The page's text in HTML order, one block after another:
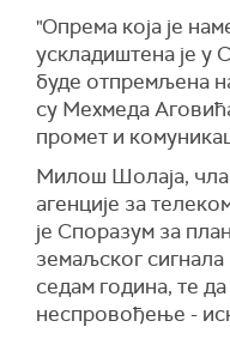
"Опрема која је
ускладиштена је у
буде отпремљена
су Мехмеда
промет и
Милош Шолаја,
агенције за
је Споразум за
земаљског
седам година, те
неспровођење -